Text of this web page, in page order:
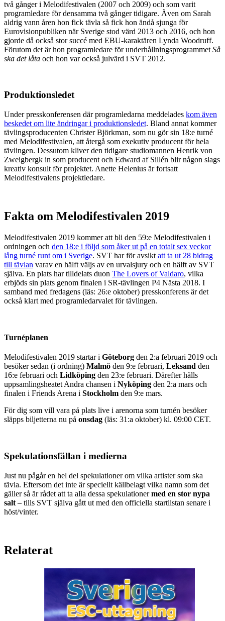
två gånger i Melodifestivalen (2007 och 2009) och som varit
programledare för densamma två gånger tidigare. Även om Sarah
aldrig vann åren hon fick tävla så fick hon ändå sjunga för
Eurovisionpubliken när Sverige stod värd 2013 och 2016, och hon
gjorde då också stor succé med EBU-karaktären Lynda Woodruff.
Förutom det är hon programledare för underhållningsprogrammet Så
ska det låta och hon var också julvärd i SVT 2012.
Produktionsledet
Under presskonferensen där programledarna meddelades kom även
beskedet om lite ändringar i produktionsledet. Bland annat kommer
tävlingsproducenten Christer Björkman, som nu gör sin 18:e turné
med Melodifestivalen, att återgå som exekutiv producent för hela
tävlingen. Dessutom kliver den tidigare studiomannen Henrik von
Zweigbergk in som producent och Edward af Sillén blir någon slags
kreativ konsult för projektet. Anette Helenius är fortsatt
Melodifestivalens projektledare.
Fakta om Melodifestivalen 2019
Melodifestivalen 2019 kommer att bli den 59:e Melodifestivalen i
ordningen och den 18:e i följd som åker ut på en totalt sex veckor
lång turné runt om i Sverige. SVT har för avsikt att ta ut 28 bidrag
till tävlan varav en hälft väljs av en urvalsjury och en hälft av SVT
själva. En plats har tilldelats duon The Lovers of Valdaro, vilka
erbjöds sin plats genom finalen i SR-tävlingen P4 Nästa 2018. I
samband med fredagens (läs: 26:e oktober) presskonferens är det
också klart med programledarvalet för tävlingen.
Turnéplanen
Melodifestivalen 2019 startar i Göteborg den 2:a februari 2019 och
besöker sedan (i ordning) Malmö den 9:e februari, Leksand den
16:e februari och Lidköping den 23:e februari. Därefter hålls
uppsamlingsheatet Andra chansen i Nyköping den 2:a mars och
finalen i Friends Arena i Stockholm den 9:e mars.
För dig som vill vara på plats live i arenorna som turnén besöker
släpps biljetterna nu på onsdag (läs: 31:a oktober) kl. 09:00 CET.
Spekulationsfällan i medierna
Just nu pågår en hel del spekulationer om vilka artister som ska
tävla. Eftersom det inte är speciellt källbelagt vilka namn som det
gäller så är rådet att ta alla dessa spekulationermed en stor nypa
salt – tills SVT själva gått ut med den officiella startlistan senare i
höst/vinter.
Relaterat